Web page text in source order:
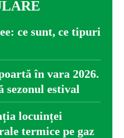
ce sunt, ce tipuri
în vara 2026.
sezonul estival
locuinței
termice pe gaz